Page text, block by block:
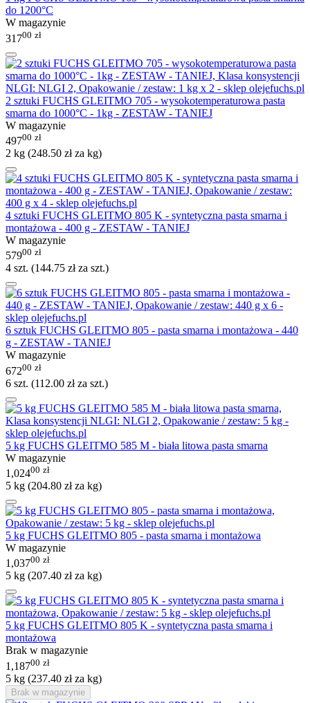
do 1200°C
W magazynie
31700 zł
2 sztuki FUCHS GLEITMO 705 - wysokotemperaturowa pasta
smarna do 1000°C - 1kg - ZESTAW - TANIEJ
W magazynie
49700 zł
2 kg (248.50 złza kg)
4 sztuki FUCHS GLEITMO 805 K - syntetyczna pasta smarna i
montażowa - 400 g - ZESTAW - TANIEJ
W magazynie
57900 zł
4 szt. (144.75 złza szt.)
6 sztuk FUCHS GLEITMO 805 - pasta smarna i montażowa - 440
g - ZESTAW - TANIEJ
W magazynie
67200 zł
6 szt. (112.00 złza szt.)
5 kg FUCHS GLEITMO 585 M - biała litowa pasta smarna
W magazynie
1,02400 zł
5 kg (204.80 złza kg)
5 kg FUCHS GLEITMO 805 - pasta smarna i montażowa
W magazynie
1,03700 zł
5 kg (207.40 złza kg)
5 kg FUCHS GLEITMO 805 K - syntetyczna pasta smarna i
montażowa
Brak w magazynie
1,18700 zł
5 kg (237.40 złza kg)
Brak w magazynie